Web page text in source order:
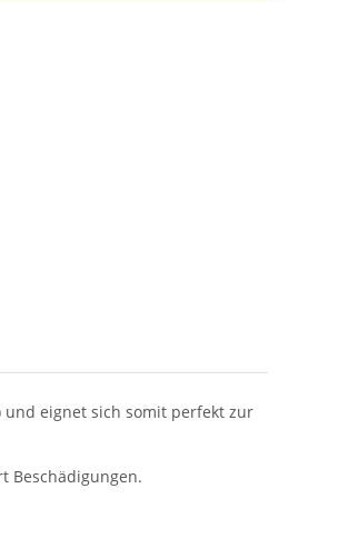
und eignet sich somit perfekt zur
Beschädigungen.